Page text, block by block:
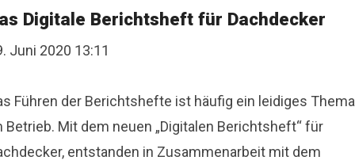
Digitale Berichtsheft für Dachdecker
Juni 2020 13:11
Führen der Berichtshefte ist häufig ein leidiges Thema
Betrieb. Mit dem neuen „Digitalen Berichtsheft“ für
entstanden in Zusammenarbeit mit dem